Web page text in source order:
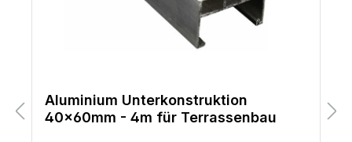
Aluminium Unterkonstruktion
40x60mm - 4m für Terrassenbau